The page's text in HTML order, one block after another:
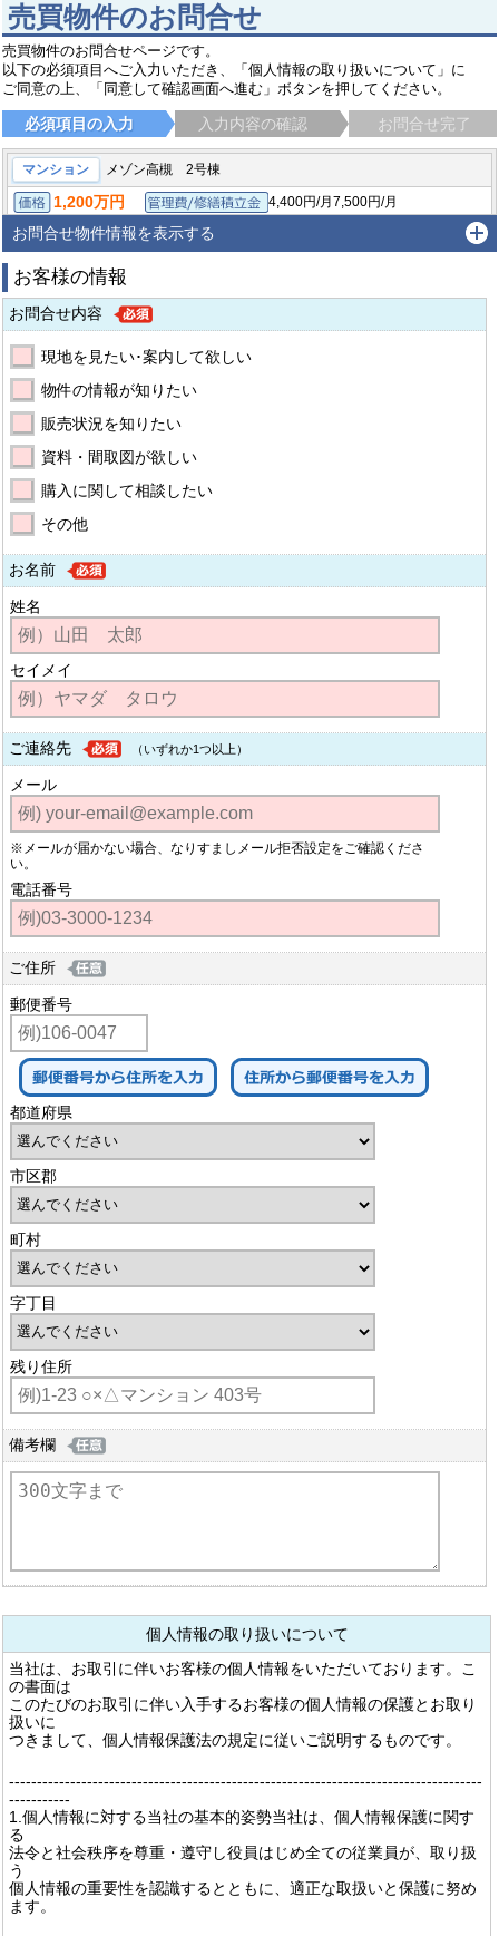
売買物件のお問合せ
売買物件のお問合せページです。
以下の必須項目へご入力いただき、「個人情報の取り扱いについて」に
ご同意の上、「同意して確認画面へ進む」ボタンを押してください。
必須項目の入力 入力内容の確認 お問合せ完了
マンション メゾン高槻 2号棟
価格
1,200万円 管理費/修繕積立金
4,400円/月7,500円/月
面積（専有・建物）
51.19㎡（壁芯）
築年月
1972年10月
高槻市真上町５丁目
東海道・山陽本線 高槻駅 バス7分 バス停：緑が丘 バス停徒歩8分
お問合せ物件情報を表示する
お客様の情報
お問合せ内容
現地を見たい･案内して欲しい
物件の情報が知りたい
販売状況を知りたい
資料・間取図が欲しい
購入に関して相談したい
その他
お名前
姓名
セイメイ
ご連絡先 （いずれか1つ以上）
メール
※メールが届かない場合、なりすましメール拒否設定をご確認くださ
い。
電話番号
ご住所
郵便番号
都道府県
市区郡
町村
字丁目
残り住所
備考欄
個人情報の取り扱いについて
当社は、お取引に伴いお客様の個人情報をいただいております。こ
の書面は
このたびのお取引に伴い入手するお客様の個人情報の保護とお取り
扱いに
つきまして、個人情報保護法の規定に従いご説明するものです。
-------------------------------------------------------------------------------------
-----------
1.個人情報に対する当社の基本的姿勢当社は、個人情報保護に関す
る
法令と社会秩序を尊重・遵守し役員はじめ全ての従業員が、取り扱
う
個人情報の重要性を認識するとともに、適正な取扱いと保護に努め
ます。